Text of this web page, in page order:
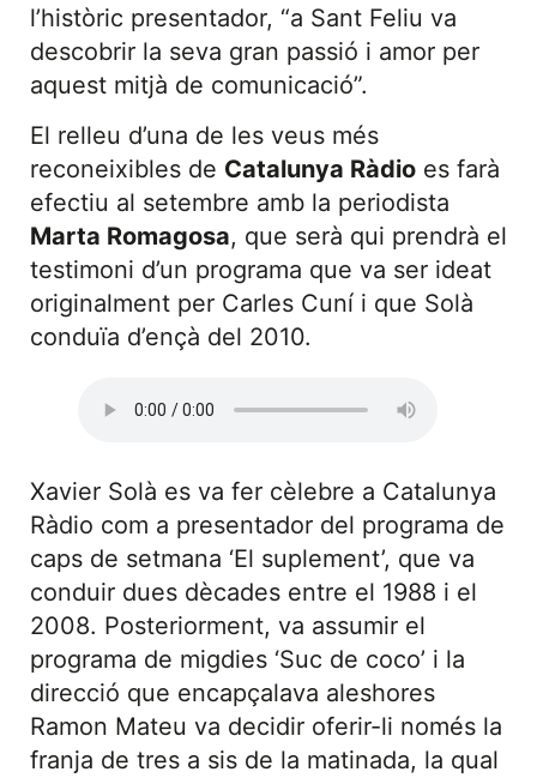
l’històric presentador, “a Sant Feliu va
descobrir la seva gran passió i amor per
aquest mitjà de comunicació”.
El relleu d’una de les veus més
reconeixibles de Catalunya Ràdio es farà
efectiu al setembre amb la periodista
Marta Romagosa, que serà qui prendrà el
testimoni d’un programa que va ser ideat
originalment per Carles Cuní i que Solà
conduïa d’ençà del 2010.
Xavier Solà es va fer cèlebre a Catalunya
Ràdio com a presentador del programa de
caps de setmana ‘El suplement’, que va
conduir dues dècades entre el 1988 i el
2008. Posteriorment, va assumir el
programa de migdies ‘Suc de coco’ i la
direcció que encapçalava aleshores
Ramon Mateu va decidir oferir-li només la
franja de tres a sis de la matinada, la qual